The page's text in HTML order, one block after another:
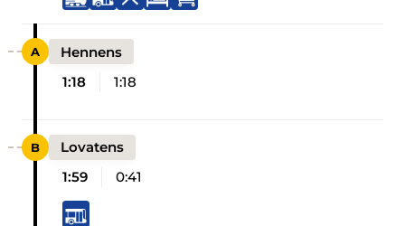
Hennens
1:18
1:18
Lovatens
1:59
0:41